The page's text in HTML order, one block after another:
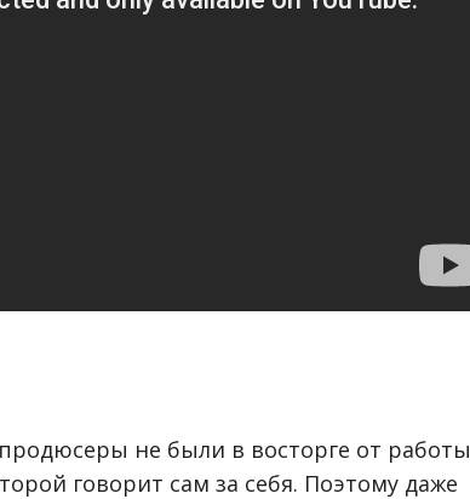
не были в восторге от работы
говорит сам за себя. Поэтому даже